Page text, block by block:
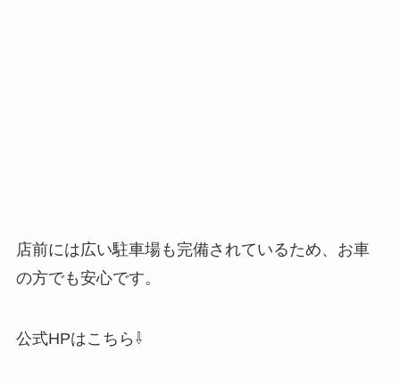
店前には広い駐車場も完備されているため、お車
の方でも安心です。
公式HPはこちら⇩